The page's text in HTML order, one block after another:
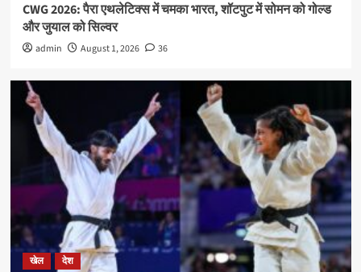
CWG 2026: पैरा एथलेटिक्स में चमका भारत, शॉटपुट में सोमन को गोल्ड
और जुयाल को सिल्वर
admin August 1, 2026 36
खेल देश